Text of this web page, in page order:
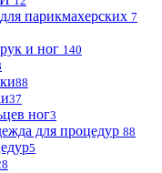
парикмахерских 7
и ног 140
88
37
ног3
для процедур 88
5